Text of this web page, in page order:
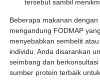
tersebut sambil
Beberapa makanan
mengandung FODMAP
menyebabkan sembelit
individu. Anda disarankan
seimbang dan
sumber protein terbaik